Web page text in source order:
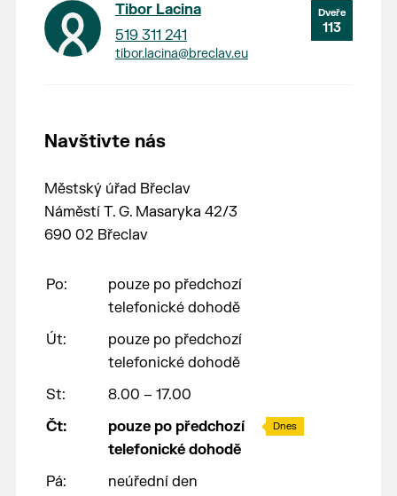
113
Tibor Lacina
519 311 241
tibor.lacina@breclav.eu
Navštivte nás
Městský úřad Břeclav
Náměstí T. G. Masaryka 42/3
690 02 Břeclav
Po:
pouze po předchozí
telefonické dohodě
Út:
pouze po předchozí
telefonické dohodě
St:
8.00 – 17.00
Čt:
pouze po předchozí
telefonické dohodě
Dnes
Pá: neúřední den